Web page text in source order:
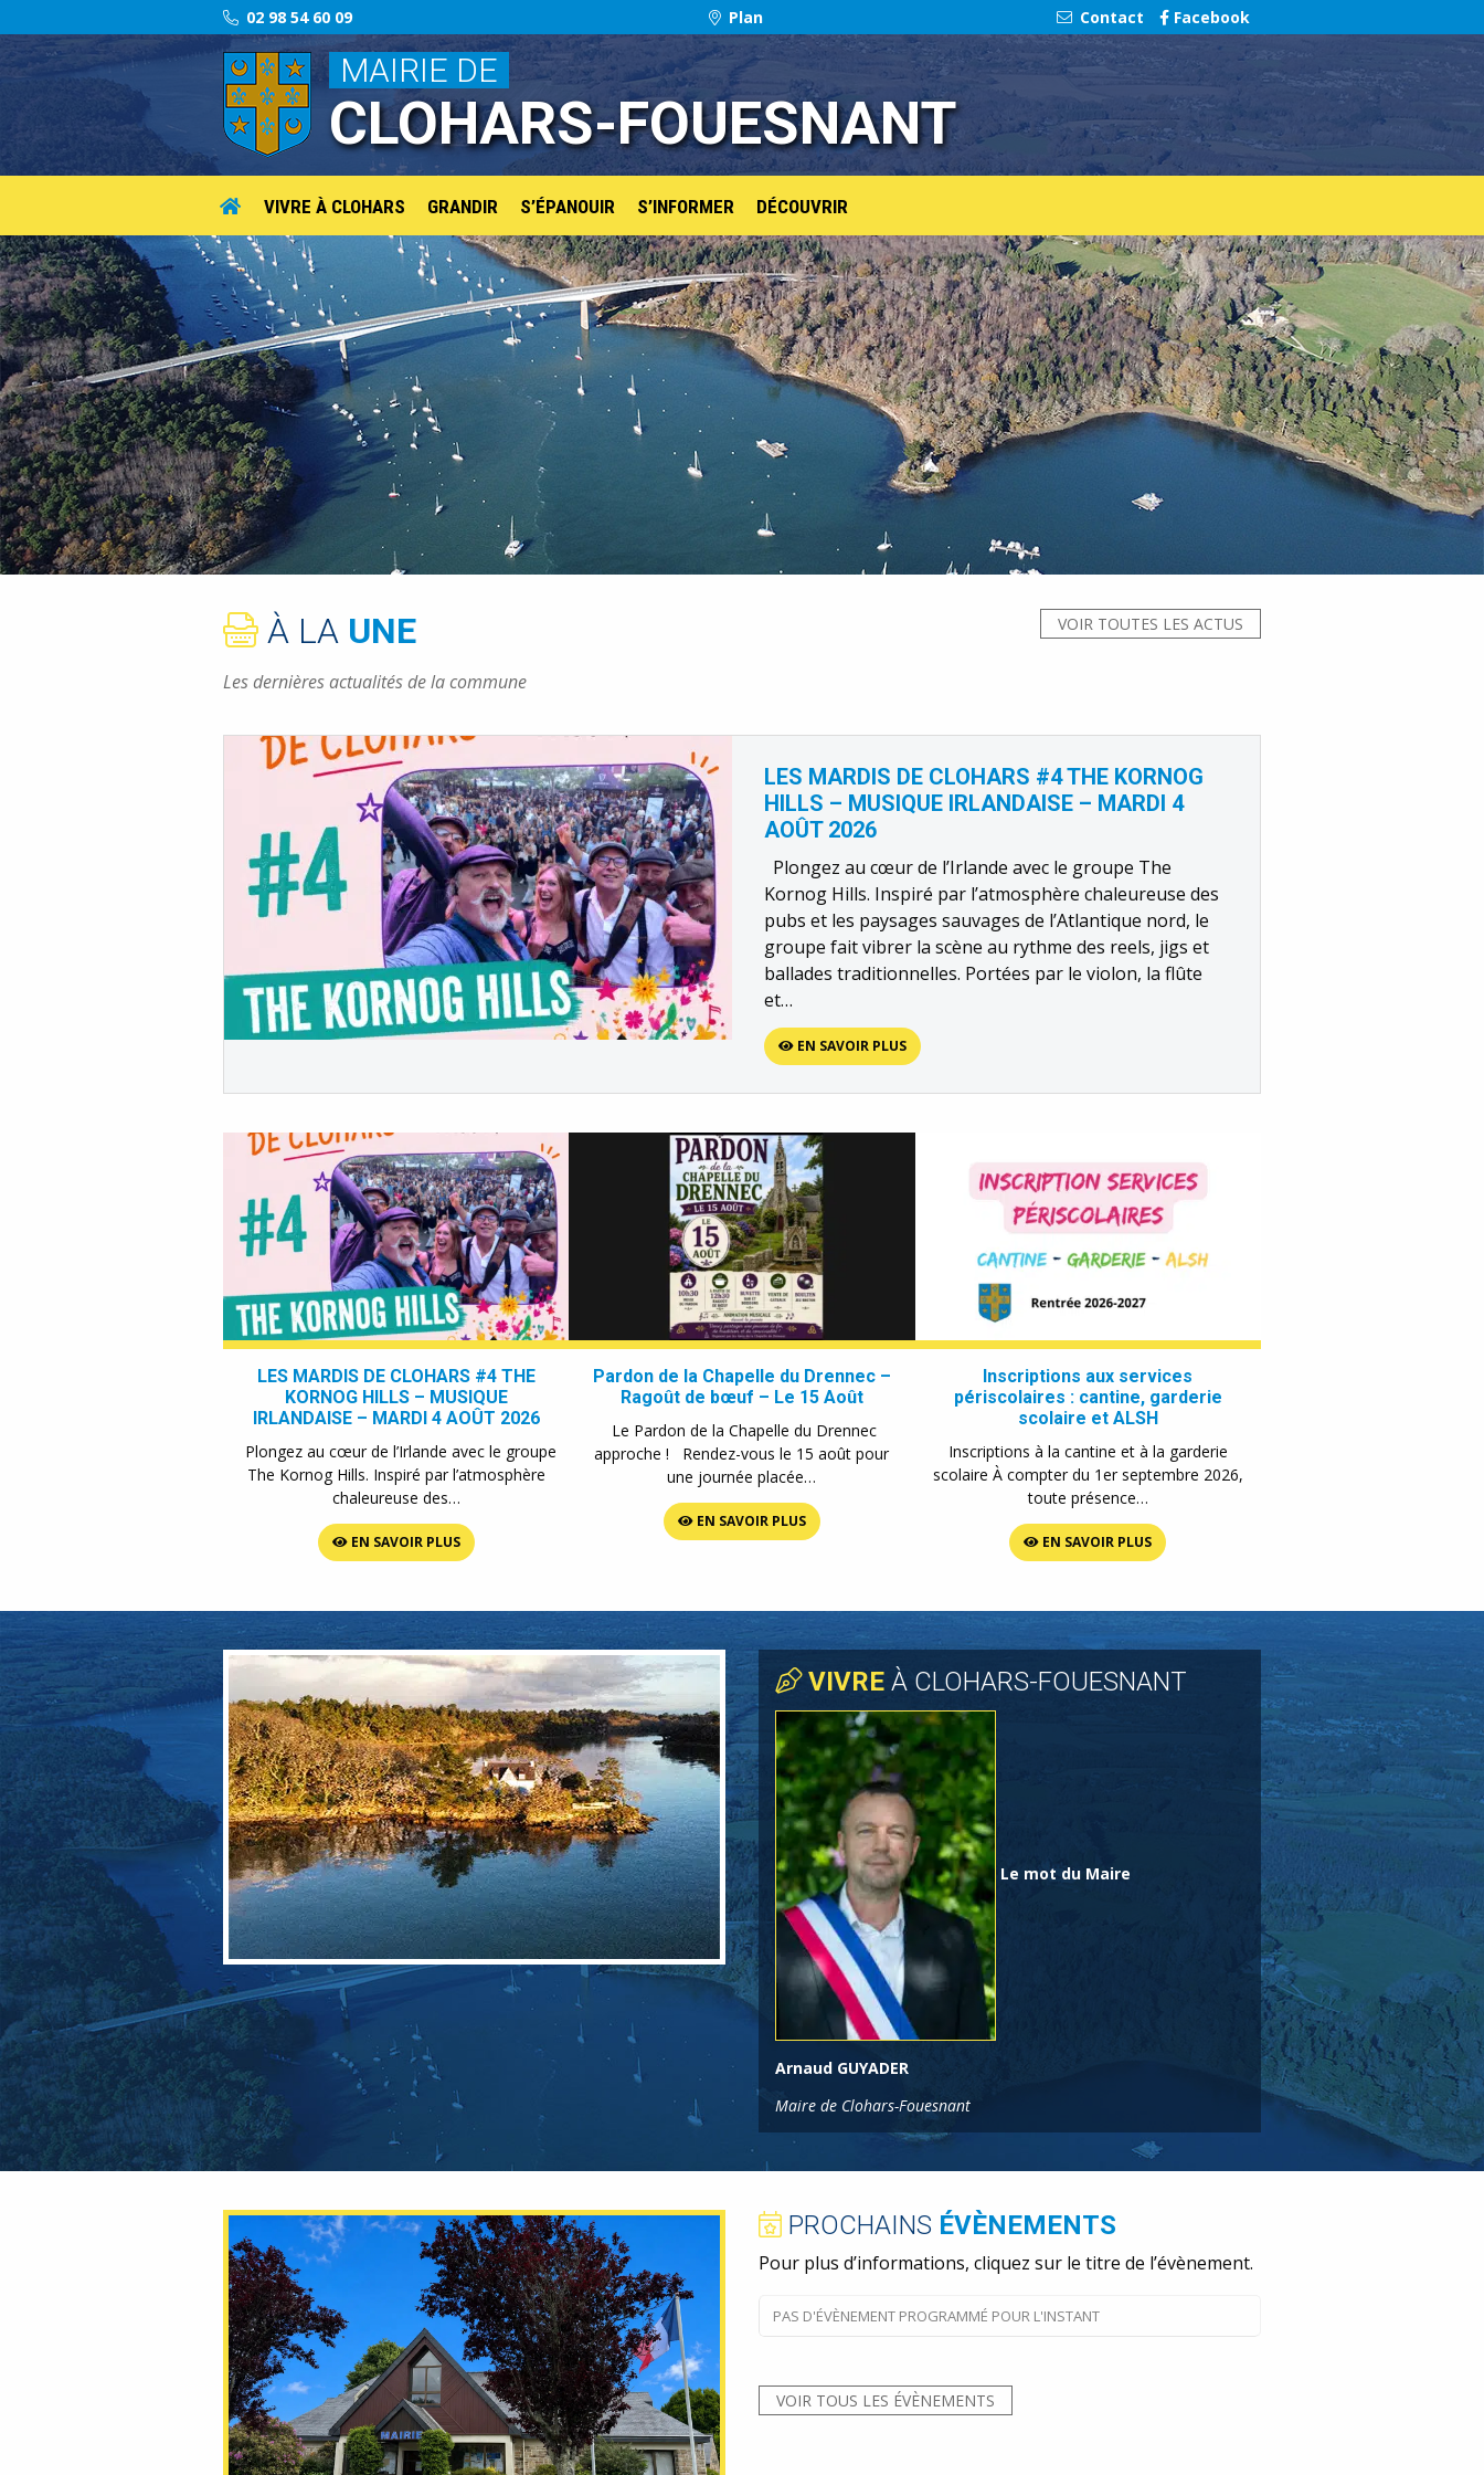
02 98 54 60 09 Plan Contact Facebook
MAIRIE DE
CLOHARS-FOUESNANT
VIVRE À CLOHARS GRANDIR S’ÉPANOUIR S’INFORMER DÉCOUVRIR
À LA UNE VOIR TOUTES LES ACTUS
Les dernières actualités de la commune
LES MARDIS DE CLOHARS #4 THE KORNOG
HILLS – MUSIQUE IRLANDAISE – MARDI 4
AOÛT 2026
Plongez au cœur de l’Irlande avec le groupe The
Kornog Hills. Inspiré par l’atmosphère chaleureuse des
pubs et les paysages sauvages de l’Atlantique nord, le
groupe fait vibrer la scène au rythme des reels, jigs et
ballades traditionnelles. Portées par le violon, la flûte
et…
EN SAVOIR PLUS
LES MARDIS DE CLOHARS #4 THE
KORNOG HILLS – MUSIQUE
IRLANDAISE – MARDI 4 AOÛT 2026
Plongez au cœur de l’Irlande avec le groupe
The Kornog Hills. Inspiré par l’atmosphère
chaleureuse des…
EN SAVOIR PLUS
Pardon de la Chapelle du Drennec –
Ragoût de bœuf – Le 15 Août
Le Pardon de la Chapelle du Drennec
approche ! Rendez-vous le 15 août pour
une journée placée…
EN SAVOIR PLUS
Inscriptions aux services
périscolaires : cantine, garderie
scolaire et ALSH
Inscriptions à la cantine et à la garderie
scolaire À compter du 1er septembre 2026,
toute présence…
EN SAVOIR PLUS
VIVRE À CLOHARS-FOUESNANT
Le mot du Maire
Arnaud GUYADER
Maire de Clohars-Fouesnant
PROCHAINS ÉVÈNEMENTS
Pour plus d’informations, cliquez sur le titre de l’évènement.
PAS D'ÉVÈNEMENT PROGRAMMÉ POUR L'INSTANT
VOIR TOUS LES ÉVÈNEMENTS